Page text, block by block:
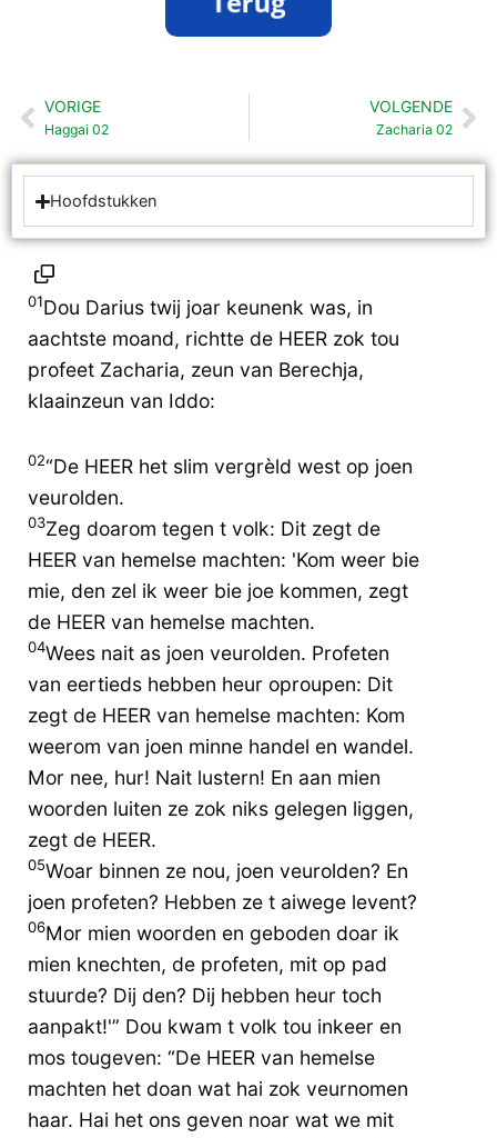
Vorige
VORIGE
Haggai 02
VOLGENDE
Zacharia 02
Hoofdstukken
01Dou Darius twij joar keunenk was, in
aachtste moand, richtte de HEER zok tou
profeet Zacharia, zeun van Berechja,
klaainzeun van Iddo:
02“De HEER het slim vergrèld west op joen
veurolden.
03Zeg doarom tegen t volk: Dit zegt de
HEER van hemelse machten: 'Kom weer bie
mie, den zel ik weer bie joe kommen, zegt
de HEER van hemelse machten.
04Wees nait as joen veurolden. Profeten
van eertieds hebben heur oproupen: Dit
zegt de HEER van hemelse machten: Kom
weerom van joen minne handel en wandel.
Mor nee, hur! Nait lustern! En aan mien
woorden luiten ze zok niks gelegen liggen,
zegt de HEER.
05Woar binnen ze nou, joen veurolden? En
joen profeten? Hebben ze t aiwege levent?
06Mor mien woorden en geboden doar ik
mien knechten, de profeten, mit op pad
stuurde? Dij den? Dij hebben heur toch
aanpakt!'” Dou kwam t volk tou inkeer en
mos tougeven: “De HEER van hemelse
machten het doan wat hai zok veurnomen
haar. Hai het ons geven noar wat we mit